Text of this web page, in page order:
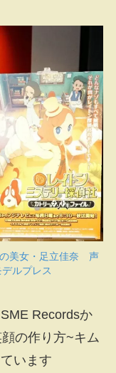
美女・足立佳奈 声
ルプレス
Recordsか
の作り方~キム
います